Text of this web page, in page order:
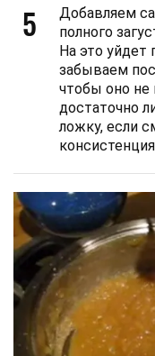
5
Добавляем
полного
На это уйдет
забываем
чтобы оно не
достаточно
ложку, если